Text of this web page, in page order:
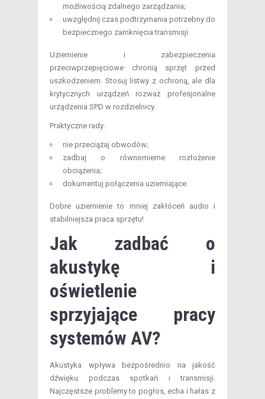
możliwością zdalnego zarządzania;
uwzględnij czas podtrzymania potrzebny do
bezpiecznego zamknięcia transmisji.
Uziemienie i zabezpieczenia
przeciwprzepięciowe chronią sprzęt przed
uszkodzeniem. Stosuj listwy z ochroną, ale dla
krytycznych urządzeń rozważ profesjonalne
urządzenia SPD w rozdzielnicy.
Praktyczne rady:
nie przeciążaj obwodów;
zadbaj o równomierne rozłożenie
obciążenia;
dokumentuj połączenia uziemiające.
Dobre uziemienie to mniej zakłóceń audio i
stabilniejsza praca sprzętu!
Jak zadbać o
akustykę i
oświetlenie
sprzyjające pracy
systemów AV?
Akustyka wpływa bezpośrednio na jakość
dźwięku podczas spotkań i transmisji.
Najczęstsze problemy to pogłos, echa i hałas z